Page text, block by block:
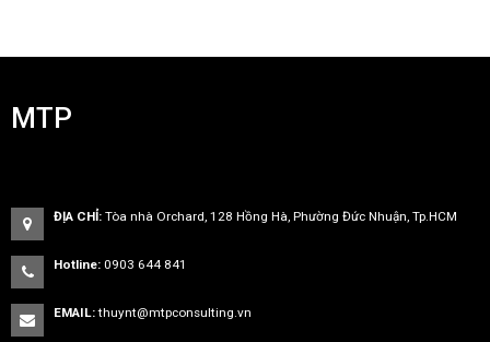
MTP
ĐỊA CHỈ: Tòa nhà Orchard, 128 Hồng Hà, Phường Đức Nhuận, Tp.HCM
Hotline: 0903 644 841
EMAIL: thuynt@mtpconsulting.vn